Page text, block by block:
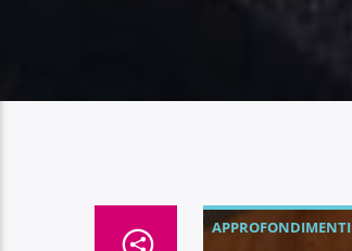
APPROFONDIMENTI